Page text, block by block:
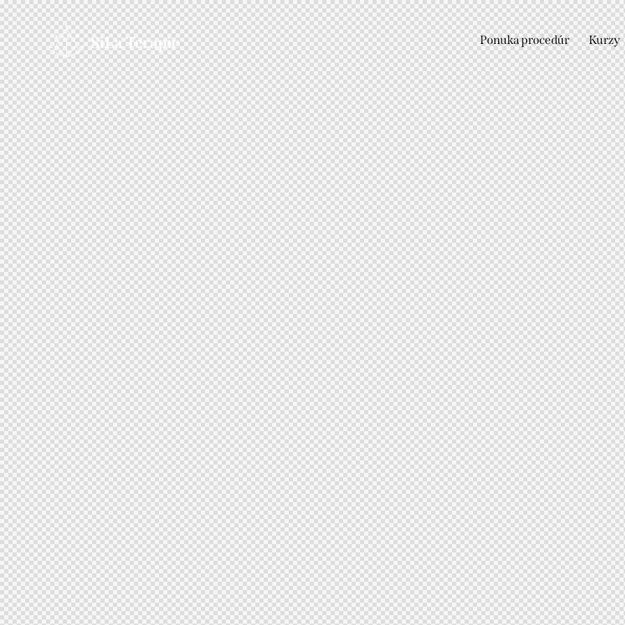
Ponuka procedúr Kurzy